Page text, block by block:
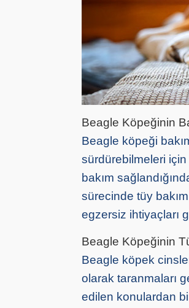
Beagle Köpeğinin
Beagle köpeği
sürdürebilmeleri için
bakım
sürecinde tüy
egzersiz ihtiyaçları
Beagle Köpeğinin
Beagle köpek
olarak taranmaları
edilen konulardan